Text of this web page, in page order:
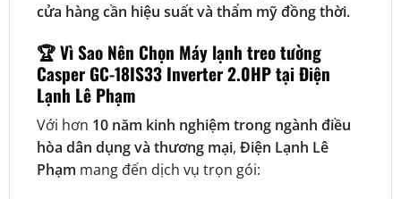
cửa hàng cần hiệu suất và thẩm mỹ đồng thời.
🏆Vì Sao Nên Chọn Máy lạnh treo tường
Casper GC-18IS33 Inverter 2.0HP tại Điện
Lạnh Lê Phạm
Với hơn 10 năm kinh nghiệm trong ngành điều
hòa dân dụng và thương mại, Điện Lạnh Lê
Phạm mang đến dịch vụ trọn gói: